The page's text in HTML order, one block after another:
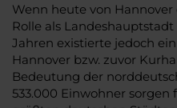
Wenn heute von
Rolle als
Jahren existierte jedoch
Hannover bzw. zuvor
Bedeutung der
533.000 Einwohner